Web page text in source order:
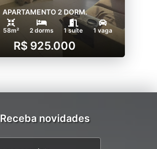
APARTAMENTO 2 DORM.
58m² 2 dorms 1 suíte 1 vaga
R$ 925.000
Receba novidades